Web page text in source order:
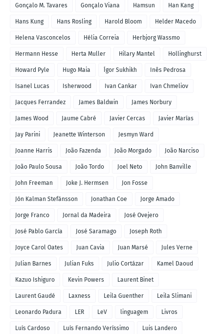
Gonçalo M. Tavares Gonçalo Viana Hamsun Han Kang
Hans Kung Hans Rosling Harold Bloom Helder Macedo
Helena Vasconcelos Hélia Correia Herbjorg Wassmo
Hermann Hesse Herta Muller Hilary Mantel Hollinghurst
Howard Pyle Hugo Maia Ígor Sukhikh Inês Pedrosa
Isanel Lucas Isherwood Ivan Cankar Ivan Chmeliov
Jacques Ferrandez James Baldwin James Norbury
James Wood Jaume Cabré Javier Cercas Javier Marías
Jay Parini Jeanette Winterson Jesmyn Ward
Joanne Harris João Fazenda João Morgado João Narciso
João Paulo Sousa João Tordo Joel Neto John Banville
John Freeman Joke J. Hermsen Jon Fosse
Jón Kalman Stefánsson Jonathan Coe Jorge Amado
Jorge Franco Jornal da Madeira José Ovejero
José Pablo García José Saramago Joseph Roth
Joyce Carol Oates Juan Cavia Juan Marsé Jules Verne
Julian Barnes Julian Fuks Julio Cortázar Kamel Daoud
Kazuo Ishiguro Kevin Powers Laurent Binet
Laurent Gaudé Laxness Leila Guenther Leila Slimani
Leonardo Padura LER LeV linguagem Livros
Luís Cardoso Luís Fernando Veríssimo Luis Landero